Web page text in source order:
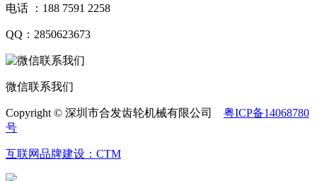
电话 ：188 7591 2258
QQ：2850623673
微信联系我们
Copyright © 深圳市合发齿轮机械有限公司 粤ICP备14068780
号
互联网品牌建设：CTM